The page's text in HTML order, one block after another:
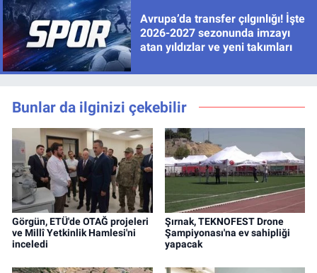
Avrupa’da transfer çılgınlığı! İşte
2026-2027 sezonunda imzayı
atan yıldızlar ve yeni takımları
Bunlar da ilginizi çekebilir
Görgün, ETÜ'de OTAĞ projeleri
ve Millî Yetkinlik Hamlesi'ni
inceledi
Şırnak, TEKNOFEST Drone
Şampiyonası'na ev sahipliği
yapacak